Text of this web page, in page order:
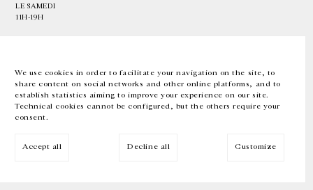
We use cookies in order to facilitate your navigation on the site, to
share content on social networks and other online platforms, and to
establish statistics aiming to improve your experience on our site.
Technical cookies cannot be configured, but the others require your
consent.
Accept all Decline all Customize
LE SAMEDI
11H-19H
EN FR 中文 Facebook Instagram
Inscrivez-vous à notre newsletter